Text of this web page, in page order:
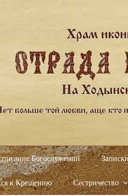
Богослужений
к Крещению Сестричество